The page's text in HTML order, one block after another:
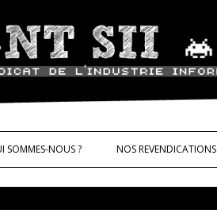
informatique
SOMMES-NOUS ? NOS